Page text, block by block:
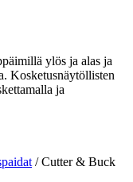
ylös ja alas ja
Kosketusnäytöllisten
ja
/Cutter & Buck